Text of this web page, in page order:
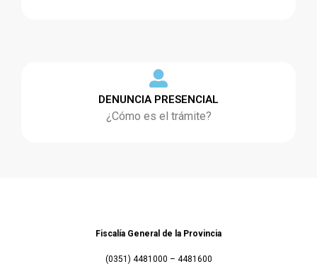
DENUNCIA PRESENCIAL
¿Cómo es el trámite?
Fiscalía General de la Provincia
(0351) 4481000 – 4481600